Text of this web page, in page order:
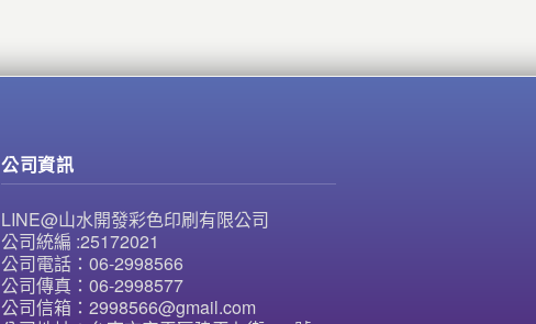
公司資訊
LINE@山水開發彩色印刷有限公司
公司統編 :25172021
公司電話：06-2998566
公司傳真：06-2998577
公司信箱：2998566@gmail.com